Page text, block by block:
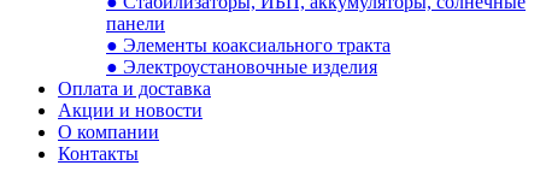
панели
● Элементы коаксиального тракта
● Электроустановочные изделия
Оплата и доставка
Акции и новости
О компании
Контакты